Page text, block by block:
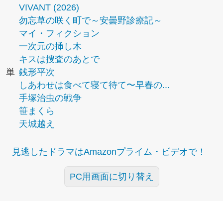
VIVANT (2026)
勿忘草の咲く町で～安曇野診療記～
マイ・フィクション
一次元の挿し木
キスは捜査のあとで
単 銭形平次
しあわせは食べて寝て待て〜早春の...
手塚治虫の戦争
笹まくら
天城越え
見逃したドラマはAmazonプライム・ビデオで！
PC用画面に切り替え